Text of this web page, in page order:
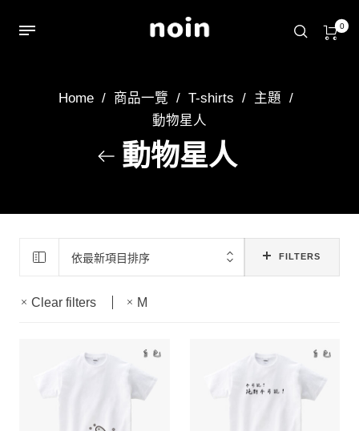
0
Home / 商品一覽 / T-shirts / 主題 /
動物星人
動物星人
依最新項目排序 FILTERS
Clear filters M